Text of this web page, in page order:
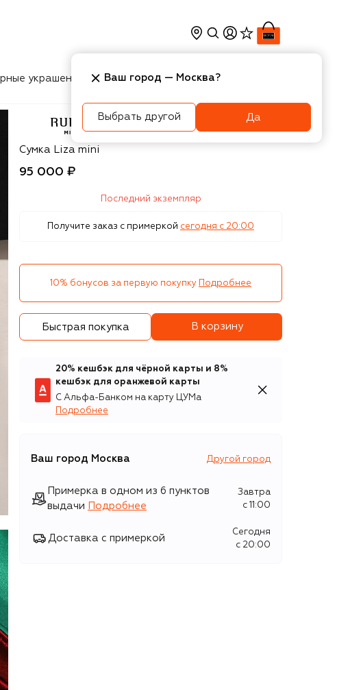
украшения Косметика Интерьер
Rubeus Milano
Сумка Liza mini
95 000 ₽
Последний экземпляр
Получите заказ с примеркой сегодня c 20:00
10% бонусов за первую покупку Подробнее
Быстрая покупка В корзину
20% кешбэк для чёрной карты и 8%
кешбэк для оранжевой карты
С Альфа-Банком на карту ЦУМа
Подробнее
Ваш город Москва Другой город
Примерка в одном из 6 пунктов
выдачи
Подробнее
Завтра
c 11:00
Доставка с примеркой
Сегодня
c 20:00
Ваш город — Москва?
Выбрать другой Да